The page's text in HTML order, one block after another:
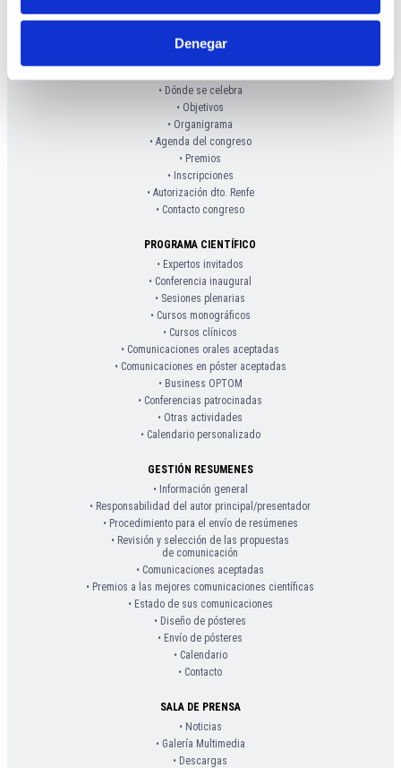
Denegar
INFORMACIÓN
• Dónde se celebra
• Objetivos
• Organigrama
• Agenda del congreso
• Premios
• Inscripciones
• Autorización dto. Renfe
• Contacto congreso
PROGRAMA CIENTÍFICO
• Expertos invitados
• Conferencia inaugural
• Sesiones plenarias
• Cursos monográficos
• Cursos clínicos
• Comunicaciones orales aceptadas
• Comunicaciones en póster aceptadas
• Business OPTOM
• Conferencias patrocinadas
• Otras actividades
• Calendario personalizado
GESTIÓN RESUMENES
• Información general
• Responsabilidad del autor principal/presentador
• Procedimiento para el envío de resúmenes
• Revisión y selección de las propuestas
de comunicación
• Comunicaciones aceptadas
• Premios a las mejores comunicaciones científicas
• Estado de sus comunicaciones
• Diseño de pósteres
• Envío de pósteres
• Calendario
• Contacto
SALA DE PRENSA
• Noticias
• Galería Multimedia
• Descargas